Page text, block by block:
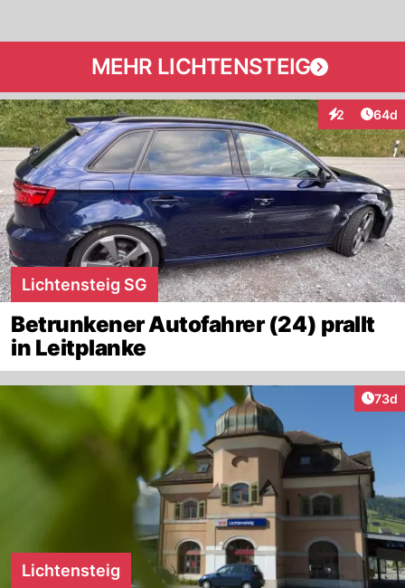
MEHR LICHTENSTEIG
2
Interaktionen
64d
Lichtensteig SG
Betrunkener Autofahrer (24) prallt
in Leitplanke
73d
Lichtensteig